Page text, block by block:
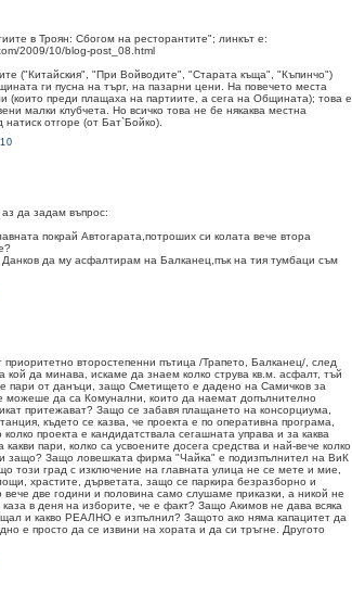
в Троян: Сбогом на ресторантите"; линкът е:
2009/10/blog-post_08.html
("Китайския", "При Войводите", "Старата къща", "Къпинчо")
ги пусна на търг, на пазарни цени. На повечето места
(които преди плащаха на партиите, а сега на Общината); това е
малки клубчета. Но всичко това не бе някаква местна
отгоре (от Бат`Бойко).
да задам въпрос:
покрай Автогарата,потроших си колата вече втора
да му асфалтирам на Балканец,пък на тия тумбаци съм
второстепенни пътица /Трапето, Балканец/, след
кой да минава, искаме да знаем колко струва кв.м. асфалт, тъй
пари от данъци, защо Сметището е дадено на Самичков за
можеше да са Комунални, които да наемат допълнително
притежават? Защо се забавя плащането на консорциума,
където се казва, че проекта е по оперативна програма,
проекта е кандидатствала сегашната управа и за каква
пари, колко са усвоените досега средства и най-вече колко
Защо ловешката фирма "Чайка" е подизпълнител на ВиК
този град с изключение на главната улица не се мете и мие,
храстите, дърветата, защо се паркира безразборно и
две години и половина само слушаме приказки, а никой не
каза в деня на изборите, че е факт? Защо Акимов не дава всяка
и какво РЕАЛНО е изпълнил? Защото ако няма капацитет да
е просто да се извини на хората и да си тръгне. Другото